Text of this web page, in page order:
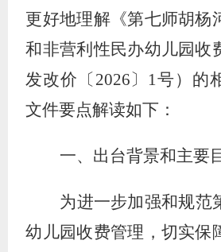
更好地理解《第七师胡杨
和非营利性民办幼儿园收
发改价〔 2026〕 1号）的
文件要点解读如下：
一、出台背景和主要
为进一步加强和规范
幼儿园收费管理，切实保